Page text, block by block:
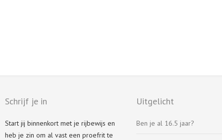
Schrijf je in
Start jij binnenkort met je rijbewijs en
heb je zin om al vast een proefrit te
Uitgelicht
Ben je al 16.5 jaar?